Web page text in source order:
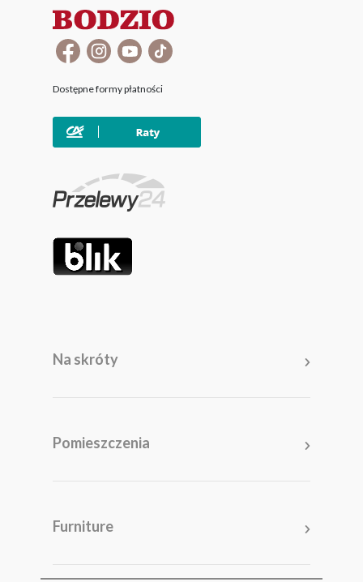
Dostępne formy płatności
Na skróty
Pomieszczenia
Kuchnia
Furniture